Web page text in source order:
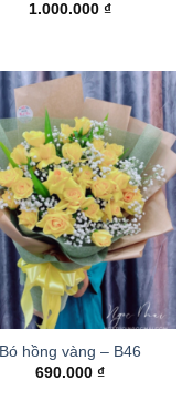
1.000.000 ₫
Bó hồng vàng – B46
690.000 ₫